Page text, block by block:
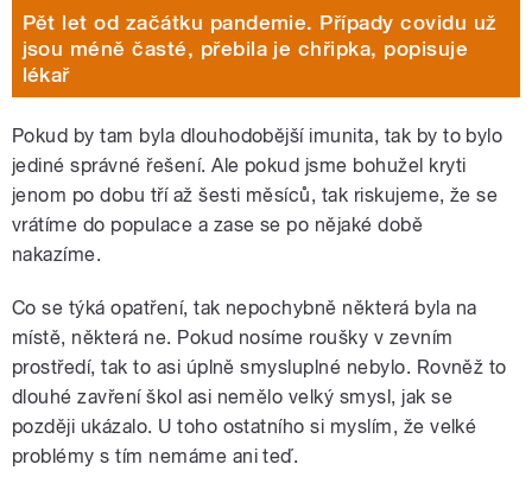
Pět let od začátku pandemie. Případy covidu už
jsou méně časté, přebila je chřipka, popisuje
lékař
Pokud by tam byla dlouhodobější imunita, tak by to bylo
jediné správné řešení. Ale pokud jsme bohužel kryti
jenom po dobu tří až šesti měsíců, tak riskujeme, že se
vrátíme do populace a zase se po nějaké době
nakazíme.
Co se týká opatření, tak nepochybně některá byla na
místě, některá ne. Pokud nosíme roušky v zevním
prostředí, tak to asi úplně smysluplné nebylo. Rovněž to
dlouhé zavření škol asi nemělo velký smysl, jak se
později ukázalo. U toho ostatního si myslím, že velké
problémy s tím nemáme ani teď.